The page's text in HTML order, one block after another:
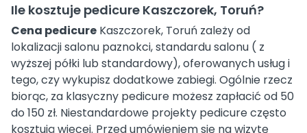
Ile kosztuje pedicure Kaszczorek, Toruń?
Cena pedicure Kaszczorek, Toruń zależy od
lokalizacji salonu paznokci, standardu salonu ( z
wyższej półki lub standardowy), oferowanych usług i
tego, czy wykupisz dodatkowe zabiegi. Ogólnie rzecz
biorąc, za klasyczny pedicure możesz zapłacić od 50
do 150 zł. Niestandardowe projekty pedicure często
kosztują więcej. Przed umówieniem się na wizytę